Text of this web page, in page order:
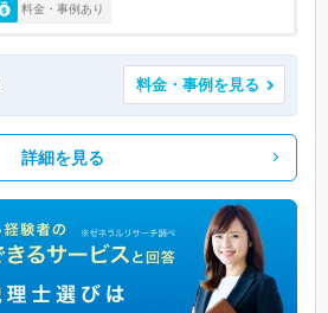
料金・事例あり
料金・事例を見る
詳細を見る